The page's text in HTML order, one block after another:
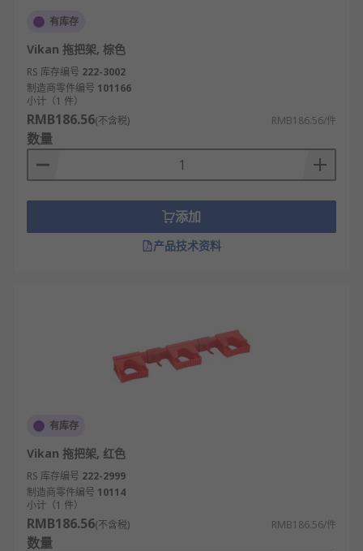
有库存
Vikan 拖把架, 棕色
RS 库存编号 222-3002
制造商零件编号 101166
小计（1 件）
RMB186.56(不含税) RMB186.56/件
数量
添加
产品技术资料
有库存
Vikan 拖把架, 红色
RS 库存编号 222-2999
制造商零件编号 10114
小计（1 件）
RMB186.56(不含税) RMB186.56/件
数量